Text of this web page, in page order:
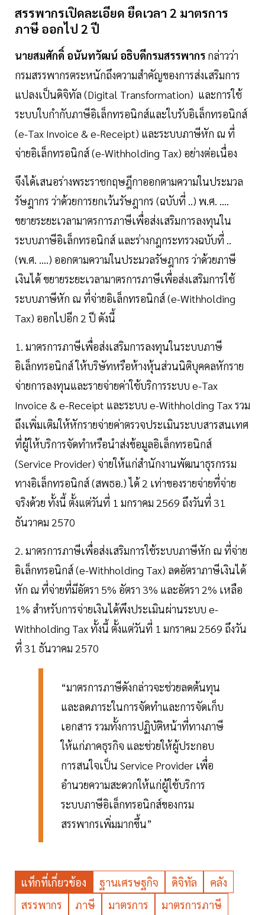
สรรพากรเปิดละเอียด ยืดเวลา 2 มาตรการ
ภาษี ออกไป 2 ปี
นายสมศักดิ์ อนันทวัฒน์ อธิบดีกรมสรรพากร กล่าวว่า
กรมสรรพากรตระหนักถึงความสำคัญของการส่งเสริมการ
แปลงเป็นดิจิทัล (Digital Transformation) และการใช้
ระบบใบกำกับภาษีอิเล็กทรอนิกส์และใบรับอิเล็กทรอนิกส์
(e-Tax Invoice & e-Receipt) และระบบภาษีหัก ณ ที่
จ่ายอิเล็กทรอนิกส์ (e-Withholding Tax) อย่างต่อเนื่อง
จึงได้เสนอร่างพระราชกฤษฎีกาออกตามความในประมวล
รัษฎากร ว่าด้วยการยกเว้นรัษฎากร (ฉบับที่ ..) พ.ศ. ....
ขยายระยะเวลามาตรการภาษีเพื่อส่งเสริมการลงทุนใน
ระบบภาษีอิเล็กทรอนิกส์ และร่างกฎกระทรวงฉบับที่ ..
(พ.ศ. ....) ออกตามความในประมวลรัษฎากร ว่าด้วยภาษี
เงินได้ ขยายระยะเวลามาตรการภาษีเพื่อส่งเสริมการใช้
ระบบภาษีหัก ณ ที่จ่ายอิเล็กทรอนิกส์ (e-Withholding
Tax) ออกไปอีก 2 ปี ดังนี้
1. มาตรการภาษีเพื่อส่งเสริมการลงทุนในระบบภาษี
อิเล็กทรอนิกส์ ให้บริษัทหรือห้างหุ้นส่วนนิติบุคคลหักราย
จ่ายการลงทุนและรายจ่ายค่าใช้บริการระบบ e-Tax
Invoice & e-Receipt และระบบ e-Withholding Tax รวม
ถึงเพิ่มเติมให้หักรายจ่ายค่าตรวจประเมินระบบสารสนเทศ
ที่ผู้ให้บริการจัดทำหรือนำส่งข้อมูลอิเล็กทรอนิกส์
(Service Provider) จ่ายให้แก่สำนักงานพัฒนาธุรกรรม
ทางอิเล็กทรอนิกส์ (สพธอ.) ได้ 2 เท่าของรายจ่ายที่จ่าย
จริงด้วย ทั้งนี้ ตั้งแต่วันที่ 1 มกราคม 2569 ถึงวันที่ 31
ธันวาคม 2570
2. มาตรการภาษีเพื่อส่งเสริมการใช้ระบบภาษีหัก ณ ที่จ่าย
อิเล็กทรอนิกส์ (e-Withholding Tax) ลดอัตราภาษีเงินได้
หัก ณ ที่จ่ายที่มีอัตรา 5% อัตรา 3% และอัตรา 2% เหลือ
1% สำหรับการจ่ายเงินได้พึงประเมินผ่านระบบ e-
Withholding Tax ทั้งนี้ ตั้งแต่วันที่ 1 มกราคม 2569 ถึงวัน
ที่ 31 ธันวาคม 2570
“มาตรการภาษีดังกล่าวจะช่วยลดต้นทุน
และลดภาระในการจัดทำและการจัดเก็บ
เอกสาร รวมทั้งการปฏิบัติหน้าที่ทางภาษี
ให้แก่ภาคธุรกิจ และช่วยให้ผู้ประกอบ
การสนใจเป็น Service Provider เพื่อ
อำนวยความสะดวกให้แก่ผู้ใช้บริการ
ระบบภาษีอิเล็กทรอนิกส์ของกรม
สรรพากรเพิ่มมากขึ้น”
แท็กที่เกี่ยวข้อง ฐานเศรษฐกิจ ดิจิทัล
คลัง
สรรพากร
ภาษี มาตรการ มาตรการภาษี